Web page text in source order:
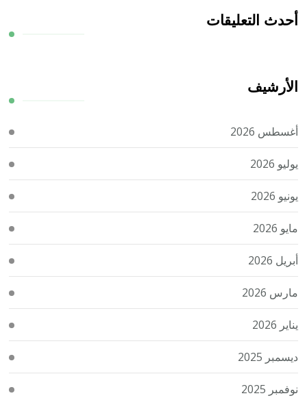
أحدث التعليقات
الأرشيف
أغسطس 2026
يوليو 2026
يونيو 2026
مايو 2026
أبريل 2026
مارس 2026
يناير 2026
ديسمبر 2025
نوفمبر 2025